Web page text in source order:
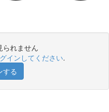
られません
インしてください.
する